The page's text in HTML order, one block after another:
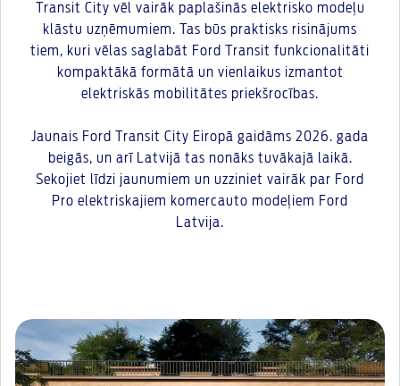
Transit City vēl vairāk paplašinās elektrisko modeļu
klāstu uzņēmumiem. Tas būs praktisks risinājums
tiem, kuri vēlas saglabāt Ford Transit funkcionalitāti
kompaktākā formātā un vienlaikus izmantot
elektriskās mobilitātes priekšrocības.
Jaunais Ford Transit City Eiropā gaidāms 2026. gada
beigās, un arī Latvijā tas nonāks tuvākajā laikā.
Sekojiet līdzi jaunumiem un uzziniet vairāk par Ford
Pro elektriskajiem komercauto modeļiem Ford
Latvija.